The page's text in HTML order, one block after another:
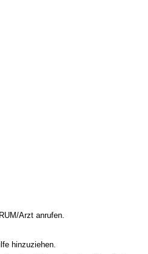
Arzt anrufen.
hinzuziehen.